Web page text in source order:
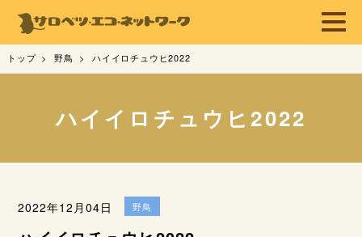
トップ 野鳥 ハイイロチュウヒ2022
ハイイロチュウヒ2022
2022年12月04日 野鳥